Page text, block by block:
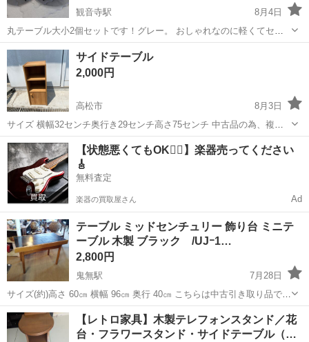
観音寺駅
8月4日
丸テーブル大小2個セットです！グレー。 おしゃれなのに軽くてセラ
ミック風で、傷つきにくくてアルコール消毒も可能なのでオススメで
す(^o^) 観音寺市まで取りに来てくれる方お願いします♪
香川 観音寺市 観音寺駅
サイドテーブル
2,000円
高松市
8月3日
サイズ 横幅32センチ奥行き29センチ高さ75センチ 中古品の為、複数
キズあり 3Nでお願いします
香川 高松市 テーブル サイドテーブル
【状態悪くてもOK🙆‍♀️】楽器売ってください
🎸
無料査定
楽器の買取屋さん Ad
テーブル ミッドセンチュリー 飾り台 ミニテ
ーブル 木製 ブラック /UJｰ1…
2,800円
鬼無駅
7月28日
サイズ(約)高さ 60㎝ 横幅 96㎝ 奥行 40㎝ こちらは中古引き取り品で
す。 傷みや汚れ等、全体的に使用感があります。 天板に目立つ傷があ
りますし、脚や側面にイタミがかなりあります。 がたつきもありま
す...
香川 高松市 鬼無駅 テーブル ミッドセンチュリー
【レトロ家具】木製テレフォンスタンド／花
台・フラワースタンド・サイドテーブル（…